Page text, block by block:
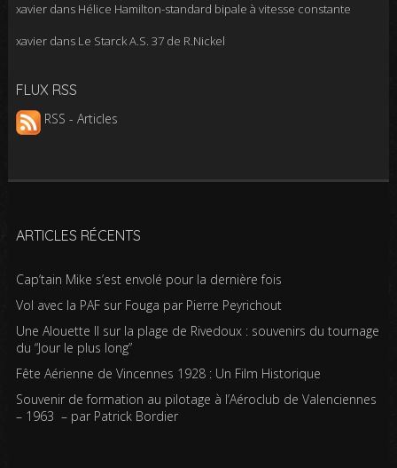
xavierdans Hélice Hamilton-standard bipale à vitesse constante
xavierdans Le Starck A.S. 37 de R.Nickel
FLUX RSS
RSS - Articles
ARTICLES RÉCENTS
Cap’tain Mike s’est envolé pour la dernière fois
Vol avec la PAF sur Fouga par Pierre Peyrichout
Une Alouette II sur la plage de Rivedoux : souvenirs du tournage
du “Jour le plus long”
Fête Aérienne de Vincennes 1928 : Un Film Historique
Souvenir de formation au pilotage à l’Aéroclub de Valenciennes
– 1963 – par Patrick Bordier